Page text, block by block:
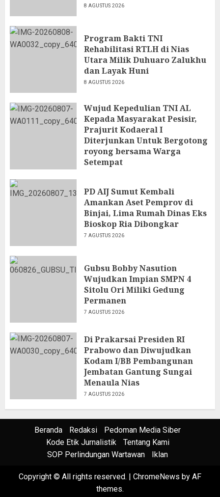
8 AGUSTUS 2026
Program Bakti TNI
Rehabilitasi RTLH di Nias
Utara Milik Duhuaro Zalukhu
dan Layak Huni
8 AGUSTUS 2026
Wujud Kepedulian TNI AL
Kepada Masyarakat Pesisir,
Prajurit Kodaeral I
Diterjunkan Untuk Bergotong
royong bersama Warga
Setempat
PD AIJ Sumut Kembali
Amankan Aset Pemprov di
Binjai, Lima Rumah Dinas Eks
Bioskop Ria Dibongkar
7 AGUSTUS 2026
Gubsu Bobby Nasution
Wujudkan Impian SMPN 4
Sitolu Ori Miliki Gedung
Permanen
7 AGUSTUS 2026
Di Prakarsai Presiden RI
Prabowo dan Diwujudkan
Kodam I/BB Pembangunan
Jembatan Gantung Sungai
Menaula Nias
7 AGUSTUS 2026
Beranda Redaksi
Pedoman Media Siber
Kode Etik Jurnalistik
Tentang Kami
SOP Perlindungan Wartawan
Iklan
Copyright © All rights reserved. | ChromeNews by AF
themes.